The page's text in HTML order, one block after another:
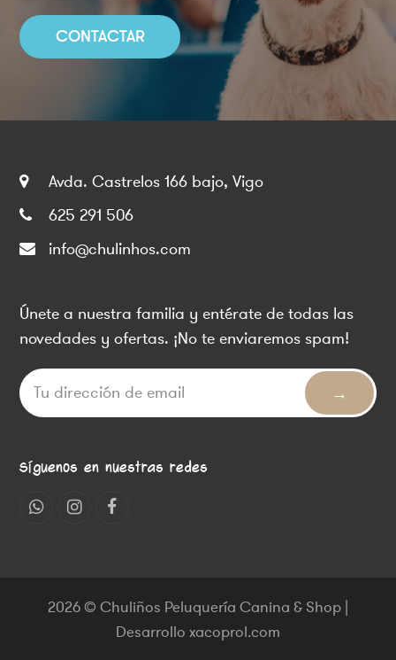
CONTACTAR
Avda. Castrelos 166 bajo, Vigo
625 291 506
info@chulinhos.com
Únete a nuestra familia y entérate de todas las
novedades y ofertas. ¡No te enviaremos spam!
Síguenos en nuestras redes
Whatsapp
InstagramFacebook
2026 © Chuliños Peluquería Canina & Shop |
Desarrollo xacoprol.com